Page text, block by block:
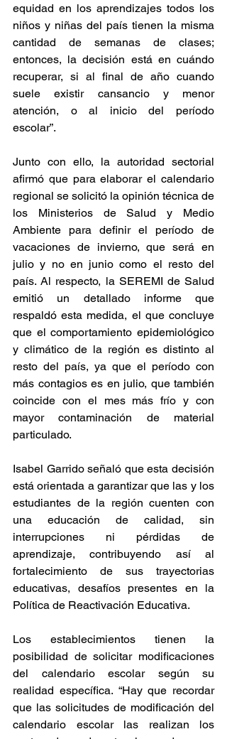
equidad en los aprendizajes todos los
niños y niñas del país tienen la misma
cantidad de semanas de clases;
entonces, la decisión está en cuándo
recuperar, si al final de año cuando
suele existir cansancio y menor
atención, o al inicio del período
escolar”.
Junto con ello, la autoridad sectorial
afirmó que para elaborar el calendario
regional se solicitó la opinión técnica de
los Ministerios de Salud y Medio
Ambiente para definir el período de
vacaciones de invierno, que será en
julio y no en junio como el resto del
país. Al respecto, la SEREMI de Salud
emitió un detallado informe que
respaldó esta medida, el que concluye
que el comportamiento epidemiológico
y climático de la región es distinto al
resto del país, ya que el período con
más contagios es en julio, que también
coincide con el mes más frío y con
mayor contaminación de material
particulado.
Isabel Garrido señaló que esta decisión
está orientada a garantizar que las y los
estudiantes de la región cuenten con
una educación de calidad, sin
interrupciones ni pérdidas de
aprendizaje, contribuyendo así al
fortalecimiento de sus trayectorias
educativas, desafíos presentes en la
Política de Reactivación Educativa.
Los establecimientos tienen la
posibilidad de solicitar modificaciones
del calendario escolar según su
realidad específica. “Hay que recordar
que las solicitudes de modificación del
calendario escolar las realizan los